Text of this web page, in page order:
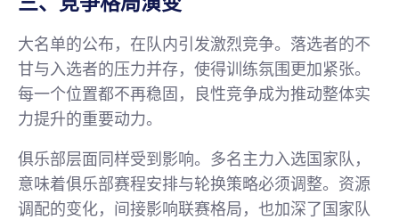
大名单的公布，在队内引发激烈竞争。落选者的不
甘与入选者的压力并存，使得训练氛围更加紧张。
每一个位置都不再稳固，良性竞争成为推动整体实
力提升的重要动力。
俱乐部层面同样受到影响。多名主力入选国家队，
意味着俱乐部赛程安排与轮换策略必须调整。资源
调配的变化，间接影响联赛格局，也加深了国家队